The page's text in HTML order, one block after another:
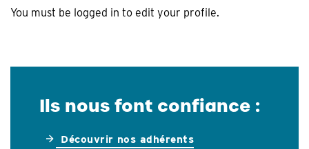
You must be logged in to edit your profile.
Ils nous font confiance :
Découvrir nos adhérents